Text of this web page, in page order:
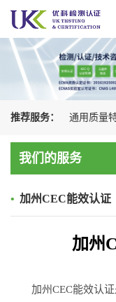
推荐服务： 通用质量
认证 | CSA认证
我们的服务
• 加州CEC能效认证
加州
加州CEC能效认